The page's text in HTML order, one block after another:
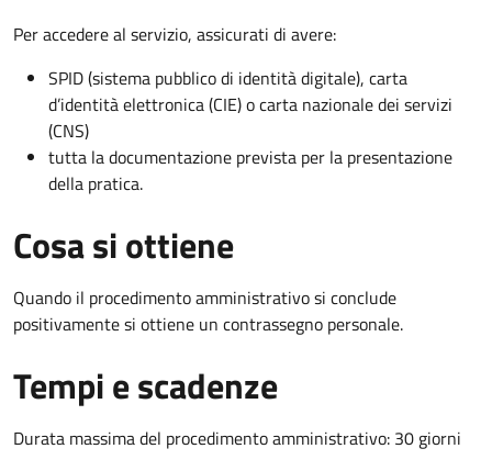
Per accedere al servizio, assicurati di avere:
SPID (sistema pubblico di identità digitale), carta
d’identità elettronica (CIE) o carta nazionale dei servizi
(CNS)
tutta la documentazione prevista per la presentazione
della pratica.
Cosa si ottiene
Quando il procedimento amministrativo si conclude
positivamente si ottiene un contrassegno personale.
Tempi e scadenze
Durata massima del procedimento amministrativo: 30 giorni